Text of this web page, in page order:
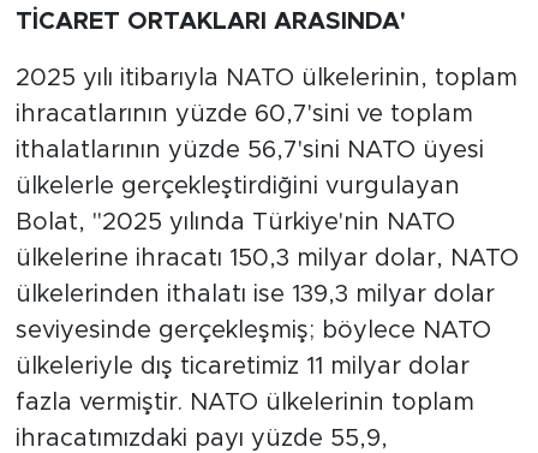
TİCARET ORTAKLARI ARASINDA'
2025 yılı itibarıyla NATO ülkelerinin, toplam
ihracatlarının yüzde 60,7'sini ve toplam
ithalatlarının yüzde 56,7'sini NATO üyesi
ülkelerle gerçekleştirdiğini vurgulayan
Bolat, "2025 yılında Türkiye'nin NATO
ülkelerine ihracatı 150,3 milyar dolar, NATO
ülkelerinden ithalatı ise 139,3 milyar dolar
seviyesinde gerçekleşmiş; böylece NATO
ülkeleriyle dış ticaretimiz 11 milyar dolar
fazla vermiştir. NATO ülkelerinin toplam
ihracatımızdaki payı yüzde 55,9,